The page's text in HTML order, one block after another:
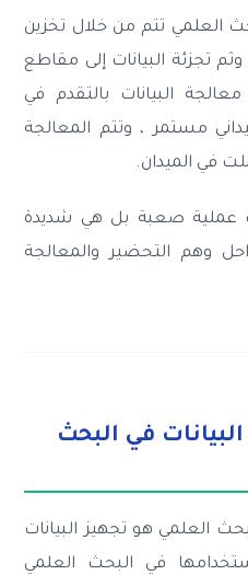
العلمي تتم من خلال تخزين
تجزئة البيانات إلى مقاطع
البيانات بالتقدم في
مستمر ، وتتم المعالجة
في الميدان.
عملية صعبة بل هي شديدة
وهم التحضير والمعالجة
في البحث
العلمي هو تجهيز البيانات
في البحث العلمي